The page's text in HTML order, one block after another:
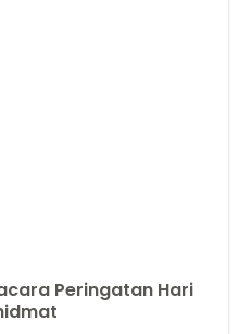
Peringatan Hari